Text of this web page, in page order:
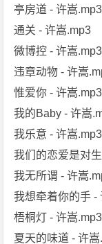
亭房道 - 许嵩.mp3
通关 - 许嵩.mp3
微博控 - 许嵩.mp3
违章动物 - 许嵩
惟爱你 - 许嵩.mp3
我的Baby - 许嵩
我乐意 - 许嵩.mp3
我们的恋爱是对
我无所谓 - 许嵩
我想牵着你的手 -
梧桐灯 - 许嵩.mp3
夏天的味道 - 许